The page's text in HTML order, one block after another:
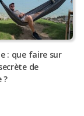
: que faire sur
de
?